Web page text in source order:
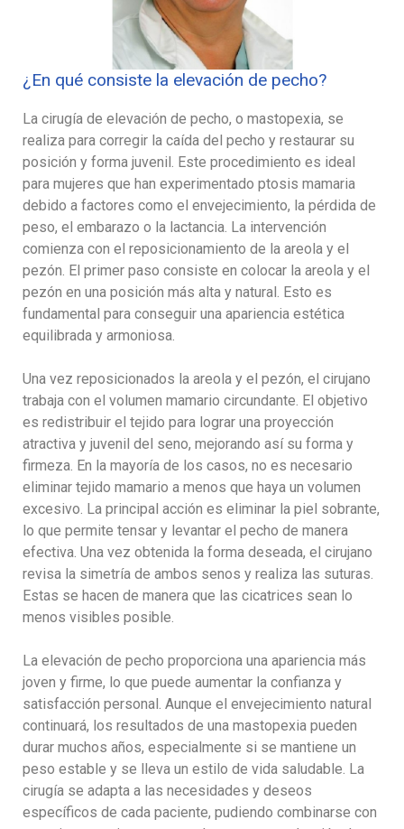
¿En qué consiste la elevación de pecho?
La cirugía de elevación de pecho, o mastopexia, se
realiza para corregir la caída del pecho y restaurar su
posición y forma juvenil. Este procedimiento es ideal
para mujeres que han experimentado ptosis mamaria
debido a factores como el envejecimiento, la pérdida de
peso, el embarazo o la lactancia. La intervención
comienza con el reposicionamiento de la areola y el
pezón. El primer paso consiste en colocar la areola y el
pezón en una posición más alta y natural. Esto es
fundamental para conseguir una apariencia estética
equilibrada y armoniosa.
Una vez reposicionados la areola y el pezón, el cirujano
trabaja con el volumen mamario circundante. El objetivo
es redistribuir el tejido para lograr una proyección
atractiva y juvenil del seno, mejorando así su forma y
firmeza. En la mayoría de los casos, no es necesario
eliminar tejido mamario a menos que haya un volumen
excesivo. La principal acción es eliminar la piel sobrante,
lo que permite tensar y levantar el pecho de manera
efectiva. Una vez obtenida la forma deseada, el cirujano
revisa la simetría de ambos senos y realiza las suturas.
Estas se hacen de manera que las cicatrices sean lo
menos visibles posible.
La elevación de pecho proporciona una apariencia más
joven y firme, lo que puede aumentar la confianza y
satisfacción personal. Aunque el envejecimiento natural
continuará, los resultados de una mastopexia pueden
durar muchos años, especialmente si se mantiene un
peso estable y se lleva un estilo de vida saludable. La
cirugía se adapta a las necesidades y deseos
específicos de cada paciente, pudiendo combinarse con